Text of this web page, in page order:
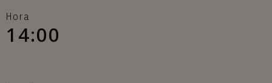
Hora
14:00